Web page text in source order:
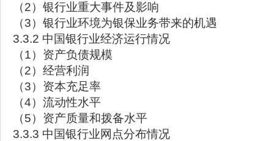
（2）银行业重大事件及影响
（3）银行业环境为银保业务带来的机遇
3.3.2 中国银行业经济运行情况
（1）资产负债规模
（2）经营利润
（3）资本充足率
（4）流动性水平
（5）资产质量和拨备水平
3.3.3 中国银行业网点分布情况